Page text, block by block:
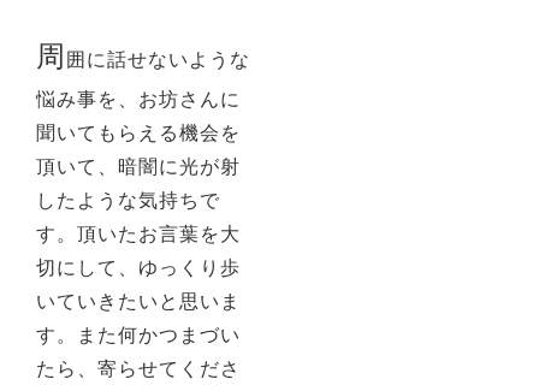
周 囲に話せないような
悩み事を、お坊さんに
聞いてもらえる機会を
頂いて、暗闇に光が射
したような気持ちで
す。頂いたお言葉を大
切にして、ゆっくり歩
いていきたいと思いま
す。また何かつまづい
たら、寄らせてくださ